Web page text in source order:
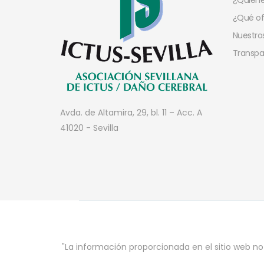
Avda. de Altamira, 29, bl. 11 – Acc. A
41020 - Sevilla
¿Qué
"La información proporcionada en el sitio web